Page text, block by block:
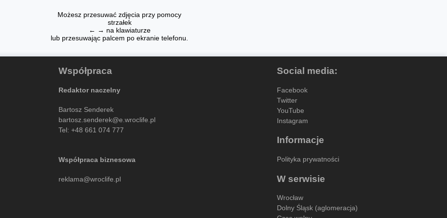
Możesz przesuwać zdjęcia przy pomocy
strzałek
← → na klawiaturze
lub przesuwając palcem po ekranie telefonu.
Współpraca
Redaktor naczelny
Bartosz Senderek
bartosz.senderek@e.wroclife.pl
Tel: +48 661 074 777
Współpraca biznesowa
reklama@wroclife.pl
Social media:
Facebook
Twitter
YouTube
Instagram
Informacje
Polityka prywatności
W serwisie
Wrocław
Dolny Śląsk (aglomeracja)